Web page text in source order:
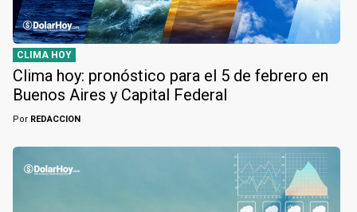
CLIMA HOY
Clima hoy: pronóstico para el 5 de febrero en
Buenos Aires y Capital Federal
Por REDACCION